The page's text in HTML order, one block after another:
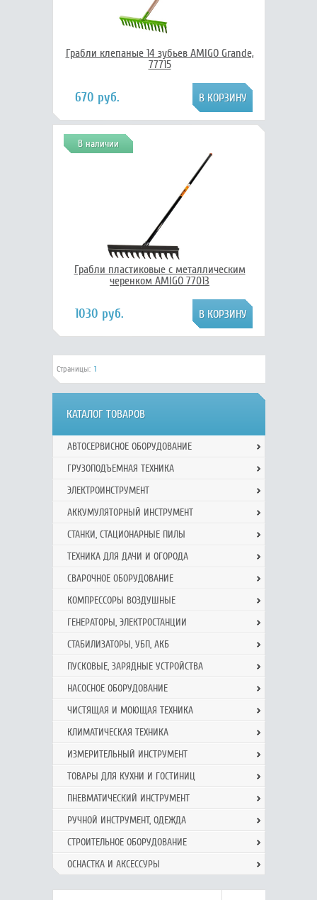
Грабли клепаные 14 зубьев AMIGO Grande,
77715
670 руб.
В наличии
Грабли пластиковые с металлическим
черенком AMIGO 77013
1030 руб.
Страницы: 1
КАТАЛОГ ТОВАРОВ
АВТОСЕРВИСНОЕ ОБОРУДОВАНИЕ
ГРУЗОПОДЪЕМНАЯ ТЕХНИКА
ЭЛЕКТРОИНСТРУМЕНТ
АККУМУЛЯТОРНЫЙ ИНСТРУМЕНТ
СТАНКИ, СТАЦИОНАРНЫЕ ПИЛЫ
ТЕХНИКА ДЛЯ ДАЧИ И ОГОРОДА
СВАРОЧНОЕ ОБОРУДОВАНИЕ
КОМПРЕССОРЫ ВОЗДУШНЫЕ
ГЕНЕРАТОРЫ, ЭЛЕКТРОСТАНЦИИ
СТАБИЛИЗАТОРЫ, УБП, АКБ
ПУСКОВЫЕ, ЗАРЯДНЫЕ УСТРОЙСТВА
НАСОСНОЕ ОБОРУДОВАНИЕ
ЧИСТЯЩАЯ И МОЮЩАЯ ТЕХНИКА
КЛИМАТИЧЕСКАЯ ТЕХНИКА
ИЗМЕРИТЕЛЬНЫЙ ИНСТРУМЕНТ
ТОВАРЫ ДЛЯ КУХНИ И ГОСТИНИЦ
ПНЕВМАТИЧЕСКИЙ ИНСТРУМЕНТ
РУЧНОЙ ИНCТРУМЕНТ, ОДЕЖДА
СТРОИТЕЛЬНОЕ ОБОРУДОВАНИЕ
ОСНАСТКА И АКСЕССУРЫ